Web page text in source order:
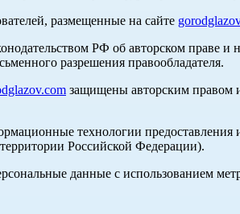
размещенные на сайте
РФ об авторском
разрешения правообладателя.
защищены авторским правом
технологии предоставления
Российской Федерации).
данные с использованием